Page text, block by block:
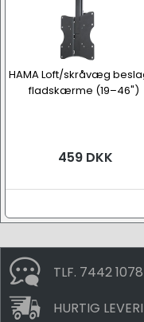
TV / monitor beslag
HAMA Loft/skråvæg
fladskærme (19–46")
459 DKK
TLF. 7442
HURTIG